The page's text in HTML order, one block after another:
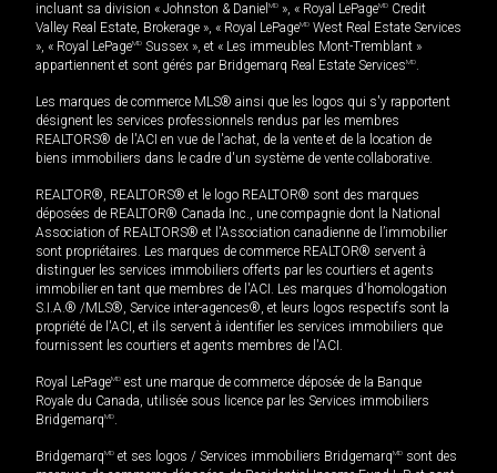
incluant sa division « Johnston & Daniel MD », « Royal LePageMD Credit
Valley Real Estate, Brokerage », « Royal LePageMD West Real Estate Services
», « Royal LePageMD Sussex », et « Les immeubles Mont-Tremblant »
appartiennent et sont gérés par Bridgemarq Real Estate ServicesMD.
Les marques de commerce MLS® ainsi que les logos qui s'y rapportent
désignent les services professionnels rendus par les membres
REALTORS® de l'ACI en vue de l'achat, de la vente et de la location de
biens immobiliers dans le cadre d'un système de vente collaborative.
REALTOR®, REALTORS® et le logo REALTOR® sont des marques
déposées de REALTOR® Canada Inc., une compagnie dont la National
Association of REALTORS® et l'Association canadienne de l’immobilier
sont propriétaires. Les marques de commerce REALTOR® servent à
distinguer les services immobiliers offerts par les courtiers et agents
immobilier en tant que membres de l'ACI. Les marques d'homologation
S.I.A.® /MLS®, Service inter-agences®, et leurs logos respectifs sont la
propriété de l'ACI, et ils servent à identifier les services immobiliers que
fournissent les courtiers et agents membres de l'ACI.
Royal LePageMD est une marque de commerce déposée de la Banque
Royale du Canada, utilisée sous licence par les Services immobiliers
BridgemarqMD.
BridgemarqMD et ses logos / Services immobiliers BridgemarqMD sont des